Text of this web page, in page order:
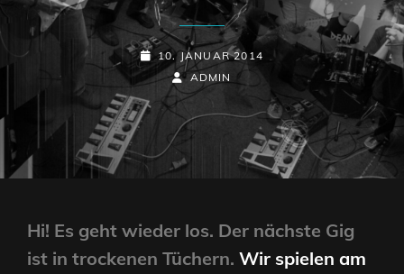
POSTED-
ON
10. JANUAR 2014
BY
LINE
BYLINE
ADMIN
Hi! Es geht wieder los. Der nächste Gig
ist in trockenen Tüchern. Wir spielen am